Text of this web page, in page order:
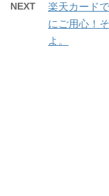
NEXT
楽天カード
にご用心！
よ。